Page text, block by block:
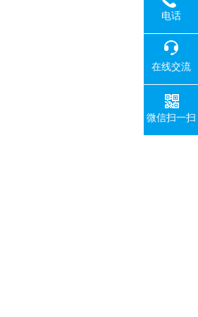
电话
在线交流
微信扫一扫